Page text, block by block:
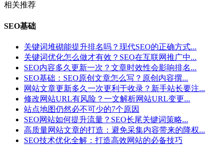
相关推荐
SEO基础
关键词堆砌能提升排名吗？现代SEO的正确方式...
关键词优化怎么做才有效？SEO在互联网推广中...
SEO内容多久更新一次？文章时效性会影响排名...
SEO基础：SEO原创文章怎么写？原创内容撰...
网站文章更新多久一次更利于收录？新手站长要注...
修改网站URL有风险？一文解析网站URL变更...
站点地图仍然必不可少的7个原因
SEO网站如何提升流量？SEO长尾关键词策略...
高质量网站文章的打造：避免采集内容带来的降权...
SEO技术优化全解：打造高效网站的必备技巧